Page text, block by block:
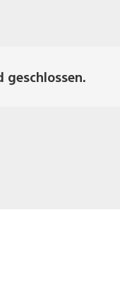
geschlossen.